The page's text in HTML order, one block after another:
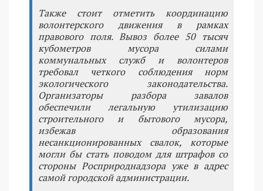
Также стоит отметить координацию
волонтерского движения в рамках
правового поля. Вывоз более 50 тысяч
кубометров мусора силами
коммунальных служб и волонтеров
требовал четкого соблюдения норм
экологического законодательства.
Организаторы разбора завалов
обеспечили легальную утилизацию
строительного и бытового мусора,
избежав образования
несанкционированных свалок, которые
могли бы стать поводом для штрафов со
стороны Росприроднадзора уже в адрес
самой городской администрации.